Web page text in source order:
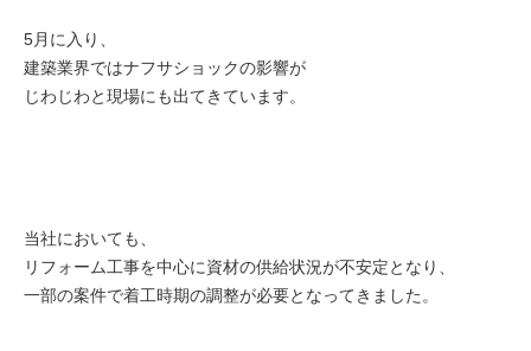
5月に入り、
建築業界ではナフサショックの影響が
じわじわと現場にも出てきています。
当社においても、
リフォーム工事を中心に資材の供給状況が不安定となり、
一部の案件で着工時期の調整が必要となってきました。